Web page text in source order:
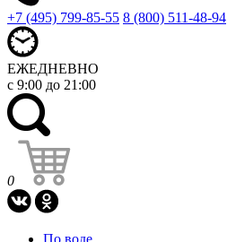
+7 (495) 799-85-55 8 (800) 511-48-94
ЕЖЕДНЕВНО
с 9:00 до 21:00
0
По воде